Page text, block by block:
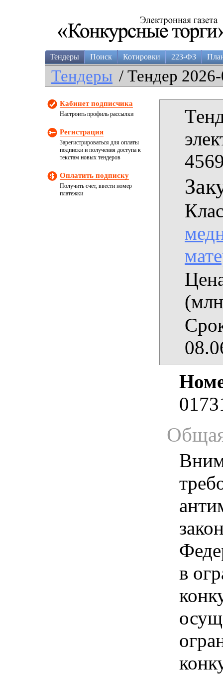
Тендеры Поиск Котировки 223-ФЗ
Тендеры / Тендер
Кабинет подписчика
Настроить профиль рассылки
Регистрация
Зарегистрироваться для оплаты
подписки и получения доступа к
текстам новых тендеров
Оплатить подписку
Получить счет, ввести номер
платежки
в